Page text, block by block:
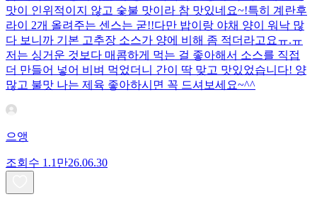
맛이 인위적이지 않고 숯불 맛이라 참 맛있네요~!특히 계란후
라이 2개 올려주는 센스는 굳!! ​다만 밥이랑 야채 양이 워낙 많
다 보니까 기본 고추장 소스가 양에 비해 좀 적더라고요ㅠ.ㅠ
저는 싱거운 것보다 매콤하게 먹는 걸 좋아해서 소스를 직접
더 만들어 넣어 비벼 먹었더니 간이 딱 맞고 맛있었습니다! 양
많고 불맛 나는 제육 좋아하시면 꼭 드셔보세요~^^
으앵
조회수 1.1만26.06.30